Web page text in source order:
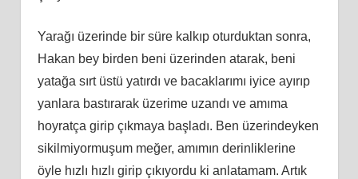
Yarağı üzerinde bir süre kalkıp oturduktan sonra,
Hakan bey birden beni üzerinden atarak, beni
yatağa sırt üstü yatırdı ve bacaklarımı iyice ayırıp
yanlara bastırarak üzerime uzandı ve amıma
hoyratça girip çıkmaya başladı. Ben üzerindeyken
sikilmiyormuşum meğer, amımın derinliklerine
öyle hızlı hızlı girip çıkıyordu ki anlatamam. Artık